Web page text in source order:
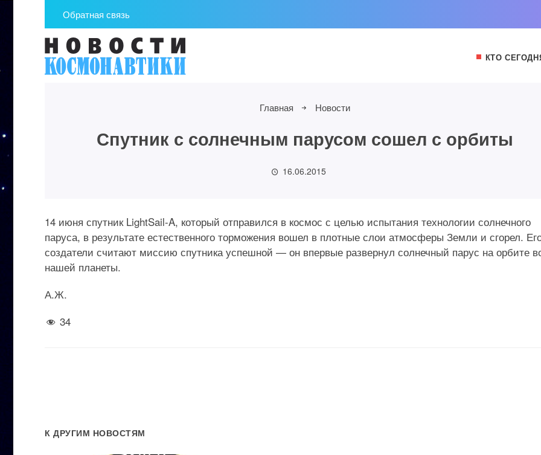
Обратная связь
КТО
Главная Новости
Спутник с солнечным парусом сошел с орбиты
16.06.2015
14 июня спутник LightSail-A, который отправился в космос с целью испытания технологии солнечного
паруса, в результате естественного торможения вошел в плотные слои атмосферы Земли и сгорел.
создатели считают миссию спутника успешной — он впервые развернул солнечный парус на орбите
нашей планеты.
А.Ж.
34
К ДРУГИМ НОВОСТЯМ